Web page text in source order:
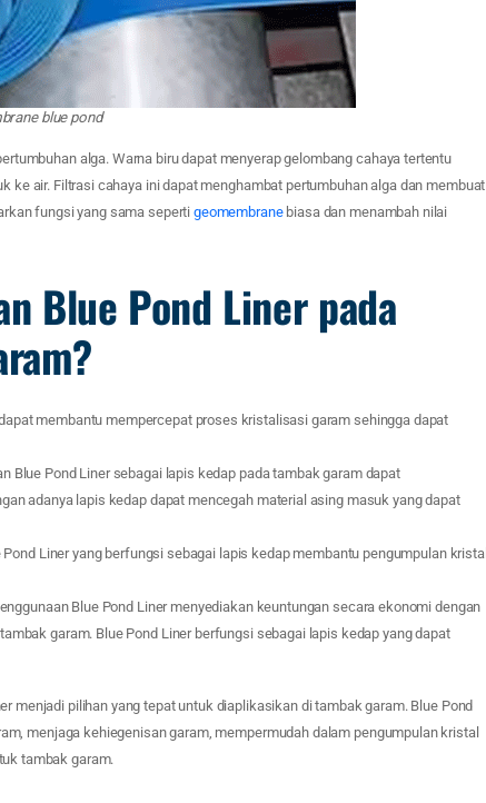
blue pond
alga. Warna biru dapat menyerap gelombang cahaya tertentu
ke air. Filtrasi cahaya ini dapat menghambat pertumbuhan alga dan membuat
fungsi yang sama seperti geomembranebiasa dan menambah nilai
Blue Pond Liner pada
membantu mempercepat proses kristalisasi garam sehingga dapat
Blue Pond Liner sebagai lapis kedap pada tambak garam dapat
adanya lapis kedap dapat mencegah material asing masuk yang dapat
Liner yang berfungsi sebagai lapis kedap membantu pengumpulan kristal
Blue Pond Liner menyediakan keuntungan secara ekonomi dengan
garam. Blue Pond Liner berfungsi sebagai lapis kedap yang dapat
menjadi pilihan yang tepat untuk diaplikasikan di tambak garam. Blue Pond
menjaga kehiegenisan garam, mempermudah dalam pengumpulan kristal
tambak garam.